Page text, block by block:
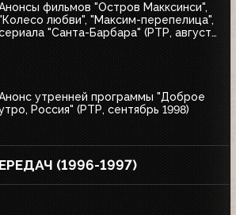
фильмов "Остров Макксинси",
любви", "Максим-перепелица",
"Санта-Барбара" (РТР, август
утренней программы "Доброе
Россия" (РТР, сентябрь 1998)
(1996-1997)